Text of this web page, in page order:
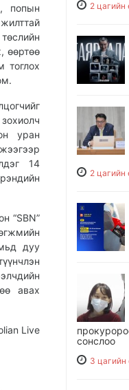
попын
өөртөө
тоглох
уран
14
“SBN”
дуу
авах
Live
2 цагийн
2 цагийн
сонслоо
3 цагийн